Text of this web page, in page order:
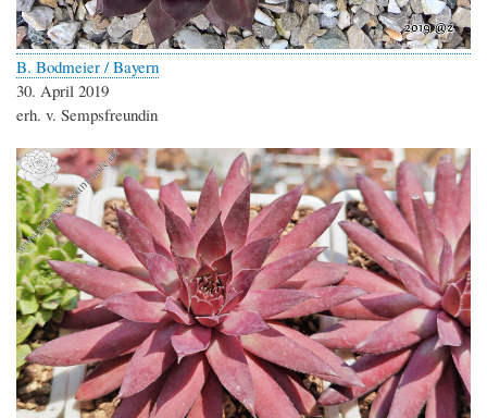
B. Bodmeier / Bayern
30. April 2019
erh. v. Sempsfreundin